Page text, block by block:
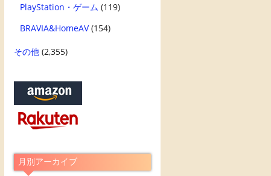
PlayStation・ゲーム (119)
BRAVIA&HomeAV(154)
その他(2,355)
月別アーカイブ